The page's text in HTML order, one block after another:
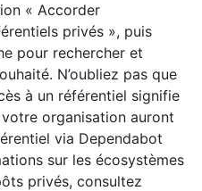
« Accorder
privés », puis
pour rechercher et
N’oubliez pas que
à un référentiel signifie
organisation auront
via Dependabot
sur les écosystèmes
privés, consultez